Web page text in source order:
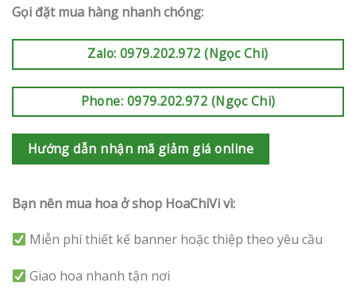
Gọi đặt mua hàng nhanh chóng:
Zalo: 0979.202.972 (Ngọc Chi)
Phone: 0979.202.972 (Ngọc Chi)
Hướng dẫn nhận mã giảm giá online
Bạn nên mua hoa ở shop HoaChiVi vì:
Miễn phí thiết kế banner hoặc thiệp theo yêu cầu
Giao hoa nhanh tận nơi